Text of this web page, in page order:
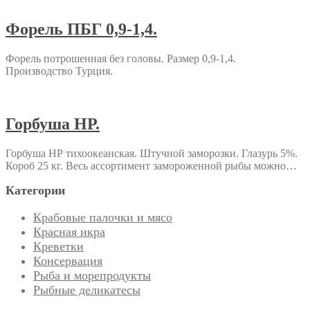
Форель ПБГ 0,9-1,4.
Форель потрошенная без головы. Размер 0,9-1,4.
Производство Турция.
Горбуша НР.
Горбуша НР тихоокеанская. Штучной заморозки. Глазурь 5%.
Короб 25 кг. Весь ассортимент замороженной рыбы можно…
Категории
Крабовые палочки и мясо
Красная икра
Креветки
Консервация
Рыба и морепродукты
Рыбные деликатесы